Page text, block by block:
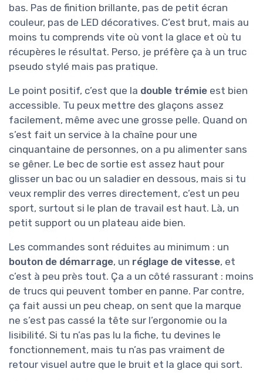
bas. Pas de finition brillante, pas de petit écran
couleur, pas de LED décoratives. C’est brut, mais au
moins tu comprends vite où vont la glace et où tu
récupères le résultat. Perso, je préfère ça à un truc
pseudo stylé mais pas pratique.
Le point positif, c’est que la double trémie est bien
accessible. Tu peux mettre des glaçons assez
facilement, même avec une grosse pelle. Quand on
s’est fait un service à la chaîne pour une
cinquantaine de personnes, on a pu alimenter sans
se gêner. Le bec de sortie est assez haut pour
glisser un bac ou un saladier en dessous, mais si tu
veux remplir des verres directement, c’est un peu
sport, surtout si le plan de travail est haut. Là, un
petit support ou un plateau aide bien.
Les commandes sont réduites au minimum : un
bouton de démarrage, un réglage de vitesse, et
c’est à peu près tout. Ça a un côté rassurant : moins
de trucs qui peuvent tomber en panne. Par contre,
ça fait aussi un peu cheap, on sent que la marque
ne s’est pas cassé la tête sur l’ergonomie ou la
lisibilité. Si tu n’as pas lu la fiche, tu devines le
fonctionnement, mais tu n’as pas vraiment de
retour visuel autre que le bruit et la glace qui sort.